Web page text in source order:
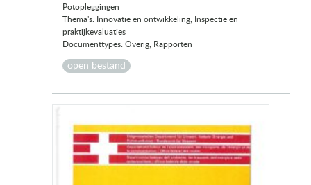
Potopleggingen
Thema's: Innovatie en ontwikkeling, Inspectie en
praktijkevaluaties
Documenttypes: Overig, Rapporten
open bestand